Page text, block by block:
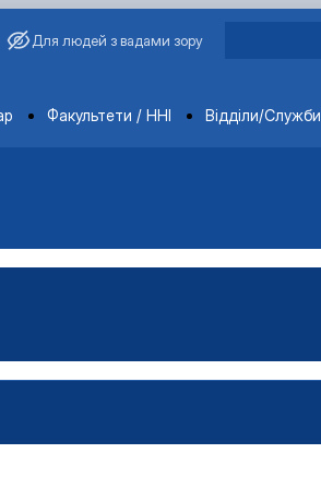
Для людей з вадами зору
Факультети / ННІ Відділи/Служби